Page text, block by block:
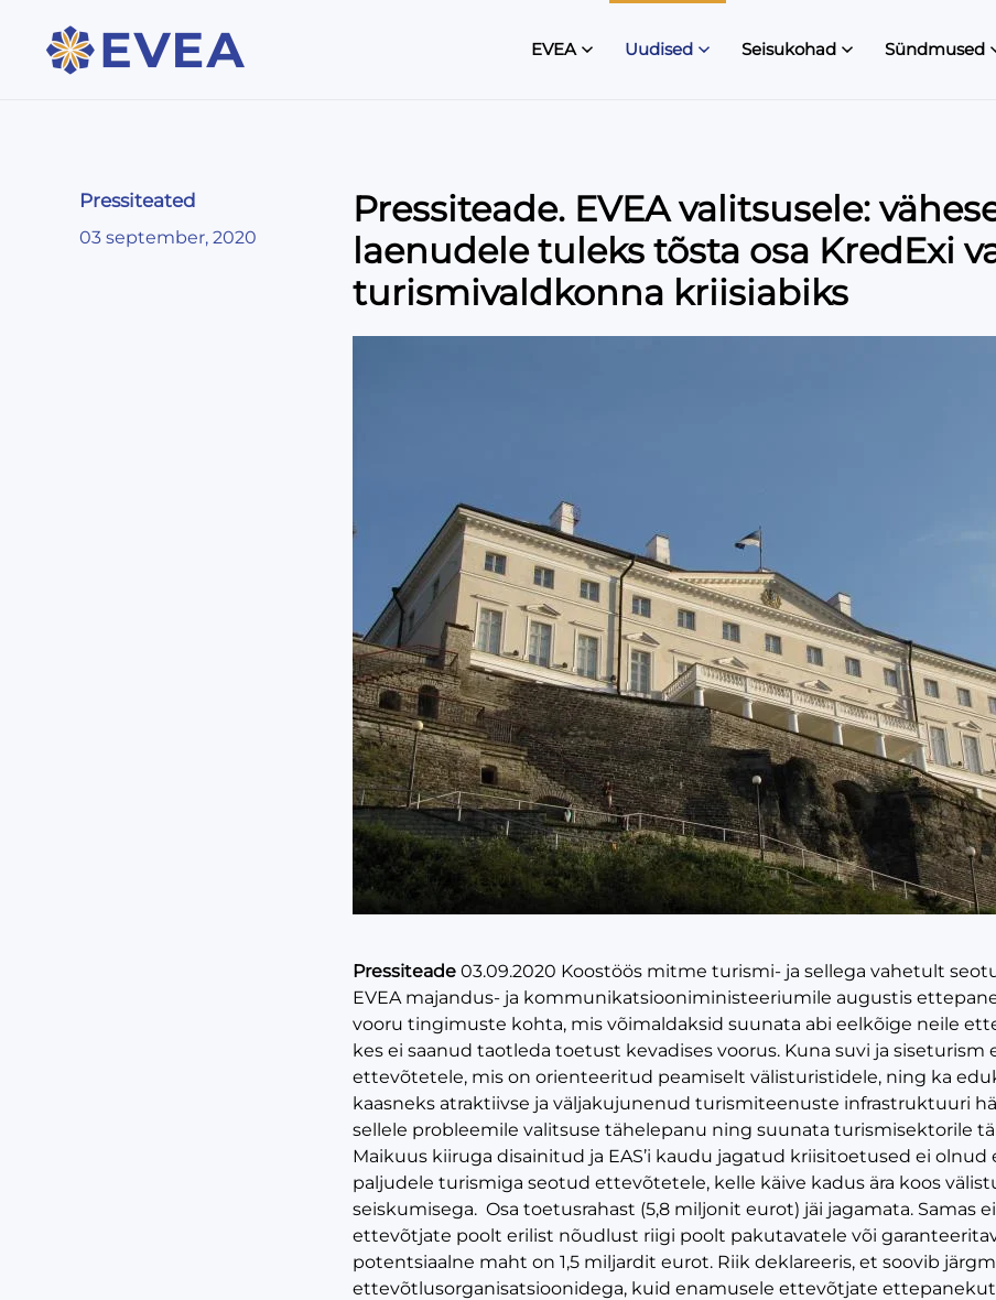
EVEA Uudised Seisukohad Sündmused
Pressiteated
03 september, 2020
Pressiteade. EVEA valitsusele:
laenudele tuleks tõsta osa KredExi
turismivaldkonna kriisiabiks
Pressiteade 03.09.2020 Koostöös mitme turismi- ja sellega vahetult
EVEA majandus- ja kommunikatsiooniministeeriumile augustis
vooru tingimuste kohta, mis võimaldaksid suunata abi eelkõige neile
kes ei saanud taotleda toetust kevadises voorus. Kuna suvi ja
ettevõtetele, mis on orienteeritud peamiselt välisturistidele, ning ka
kaasneks atraktiivse ja väljakujunenud turismiteenuste infrastruktuuri
sellele probleemile valitsuse tähelepanu ning suunata turismisektorile
Maikuus kiiruga disainitud ja EAS’i kaudu jagatud kriisitoetused ei
paljudele turismiga seotud ettevõtetele, kelle käive kadus ära koos
seiskumisega. Osa toetusrahast (5,8 miljonit eurot) jäi jagamata.
ettevõtjate poolt erilist nõudlust riigi poolt pakutavatele või
potentsiaalne maht on 1,5 miljardit eurot. Riik deklareeris, et soovib
ettevõtlusorganisatsioonidega, kuid enamusele ettevõtjate